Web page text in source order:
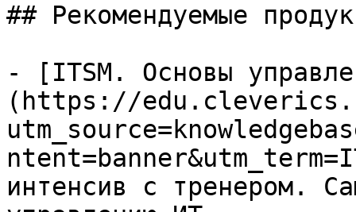
## Рекомендуемые
- [ITSM. Основы
(https://
интенсив с тренером.